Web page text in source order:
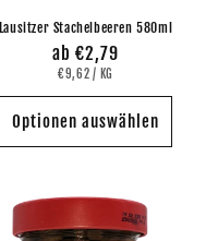
Lausitzer Stachelbeeren 580ml
Normaler
Preis
ab €2,79
GRUNDPREIS
€9,62 / PRO
KG
Optionen auswählen